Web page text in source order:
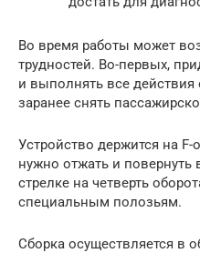
Во время работы может
трудностей. Во-первых,
и выполнять все
заранее снять
Устройство держится на
нужно отжать и повернуть
стрелке на четверть
специальным полозьям.
Сборка осуществляется в